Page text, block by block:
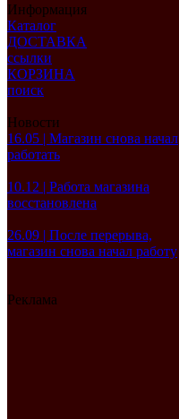
Информация
Каталог
ДОСТАВКА
ссылки
КОРЗИНА
поиск
Новости
16.05 | Магазин снова начал
работать
10.12 | Работа магазина
восстановлена
26.09 | После перерыва,
магазин снова начал работу
Реклама